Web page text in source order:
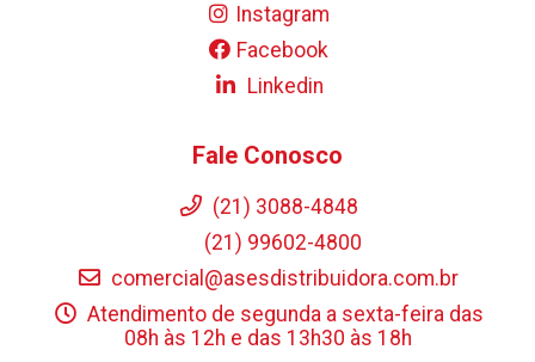
Instagram
Facebook
Linkedin
Fale Conosco
(21) 3088-4848
(21) 99602-4800
comercial@asesdistribuidora.com.br
Atendimento de segunda a sexta-feira das
08h às 12h e das 13h30 às 18h